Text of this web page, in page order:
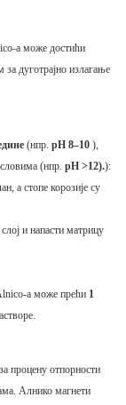
а може достићи
дуготрајно излагање
(нпр. pH 8–10 ),
(нпр. pH >12).):
а стопе корозије су
и напасти матрицу
а може прећи 1
процену отпорности
Алнико магнети